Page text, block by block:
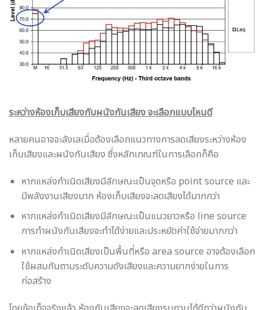
ระหว่างห้องเก็บเสียงกับผนังกันเสียง จะเลือกแบบไหนดี
หลายคนอาจจะลังเลเมื่อต้องเลือกแนวทางการลดเสียงระหว่างห้อง
เก็บเสียงและผนังกันเสียง ซึ่งหลักเกณฑ์ในการเลือกก็คือ
หากแหล่งกำเนิดเสียงมีลักษณะเป็นจุดหรือ point source และ
มีพลังงานเสียงมาก ห้องเก็บเสียงจะลดเสียงได้มากกว่า
หากแหล่งกำเนิดเสียงมีลักษณะเป็นแนวยาวหรือ line source
การทำผนังกันเสียงจะทำได้ง่ายและประหยัดค่าใช้จ่ายมากกว่า
หากแหล่งกำเนิดเสียงเป็นพื้นที่หรือ area source อาจต้องเลือก
ใช้ผสมกันตามระดับความดังเสียงและความยากง่ายในการ
ก่อสร้าง